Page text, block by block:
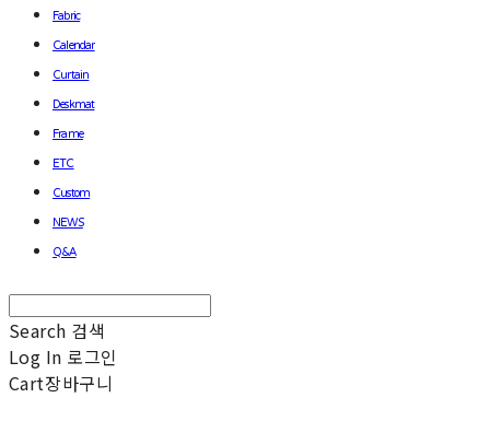
Fabric
Calendar
Curtain
Deskmat
Frame
ETC
Custom
NEWS
Q&A
Search 검색
Log In 로그인
Cart장바구니